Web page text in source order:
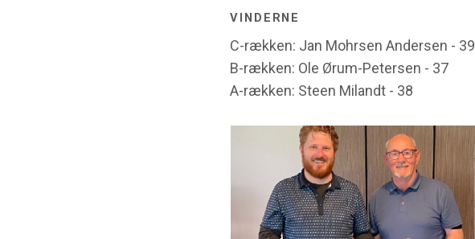
VINDERNE
C-rækken: Jan Mohrsen Andersen - 39
B-rækken: Ole Ørum-Petersen - 37
A-rækken: Steen Milandt - 38